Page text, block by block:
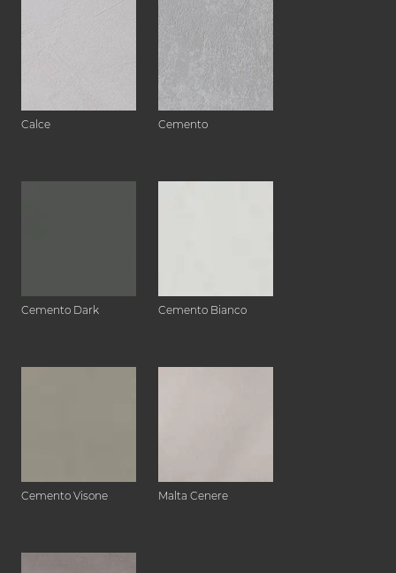
Calce Cemento
Cemento Dark Cemento Bianco
Cemento Visone Malta Cenere